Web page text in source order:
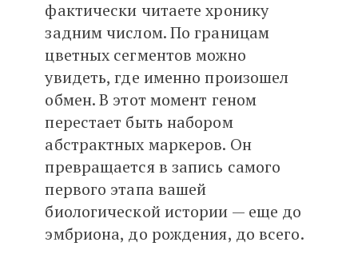
фактически читаете хронику
задним числом. По границам
цветных сегментов можно
увидеть, где именно произошел
обмен. В этот момент геном
перестает быть набором
абстрактных маркеров. Он
превращается в запись самого
первого этапа вашей
биологической истории — еще до
эмбриона, до рождения, до всего.